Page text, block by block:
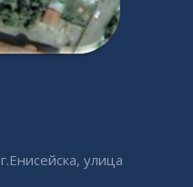
улица